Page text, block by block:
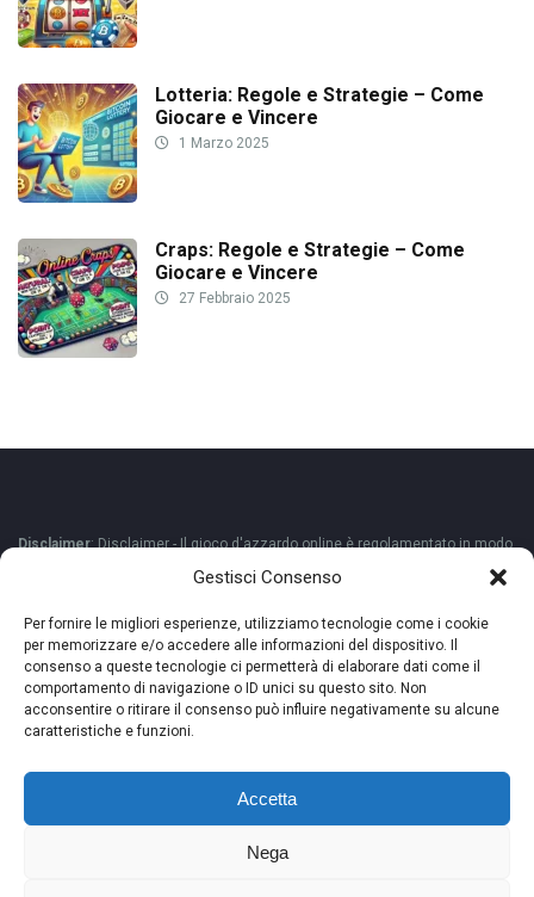
Gestisci Consenso
Per fornire le migliori esperienze, utilizziamo tecnologie come i cookie
per memorizzare e/o accedere alle informazioni del dispositivo. Il
consenso a queste tecnologie ci permetterà di elaborare dati come il
comportamento di navigazione o ID unici su questo sito. Non
acconsentire o ritirare il consenso può influire negativamente su alcune
caratteristiche e funzioni.
Accetta
Nega
Lotteria: Regole e Strategie – Come
Giocare e Vincere
1 Marzo 2025
Craps: Regole e Strategie – Come
Giocare e Vincere
27 Febbraio 2025
Disclaimer: Disclaimer - Il gioco d'azzardo online è regolamentato in modo
diverso a seconda del Paese. È responsabilità dell'utente verificare le
garantiamo la legalità o l'accessibilità dei servizi recensiti in tutte le
regioni. Gioca in modo responsabile e solo se consentito dalla legge
locale.
Internet Marketing Services LLC - Principal Office 7300 Yellowstone Road,